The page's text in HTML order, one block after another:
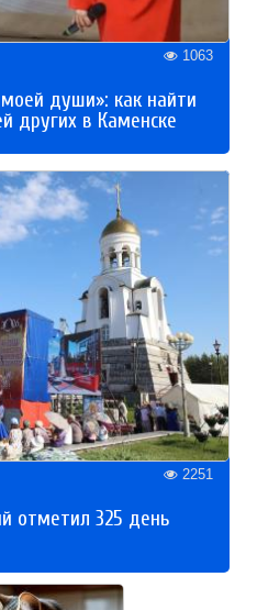
1063
души»: как найти
других в Каменске
2251
отметил 325 день